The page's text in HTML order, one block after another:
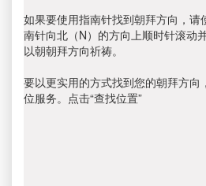
如果要使用指南针找到朝拜方向，请
南针向北（N）的方向上顺时针滚动
以朝朝拜方向祈祷。
要以更实用的方式找到您的朝拜方向
位服务。点击“查找位置”